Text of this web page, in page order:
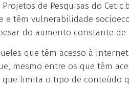
de Pesquisas do
e têm vulnerabilidade
do aumento constante de
que têm acesso à
mesmo entre os que têm
limita o tipo de conteúdo